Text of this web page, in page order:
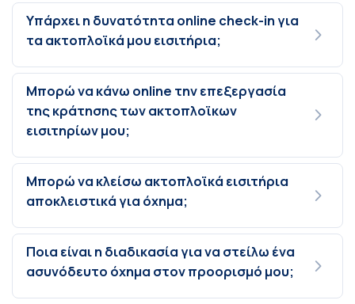
Υπάρχει η δυνατότητα online check-in για
τα ακτοπλοϊκά μου εισιτήρια;
Μπορώ να κάνω online την επεξεργασία
της κράτησης των ακτοπλοϊκων
εισιτηρίων μου;
Μπορώ να κλείσω ακτοπλοϊκά εισιτήρια
αποκλειστικά για όχημα;
Ποια είναι η διαδικασία για να στείλω ένα
ασυνόδευτο όχημα στον προορισμό μου;